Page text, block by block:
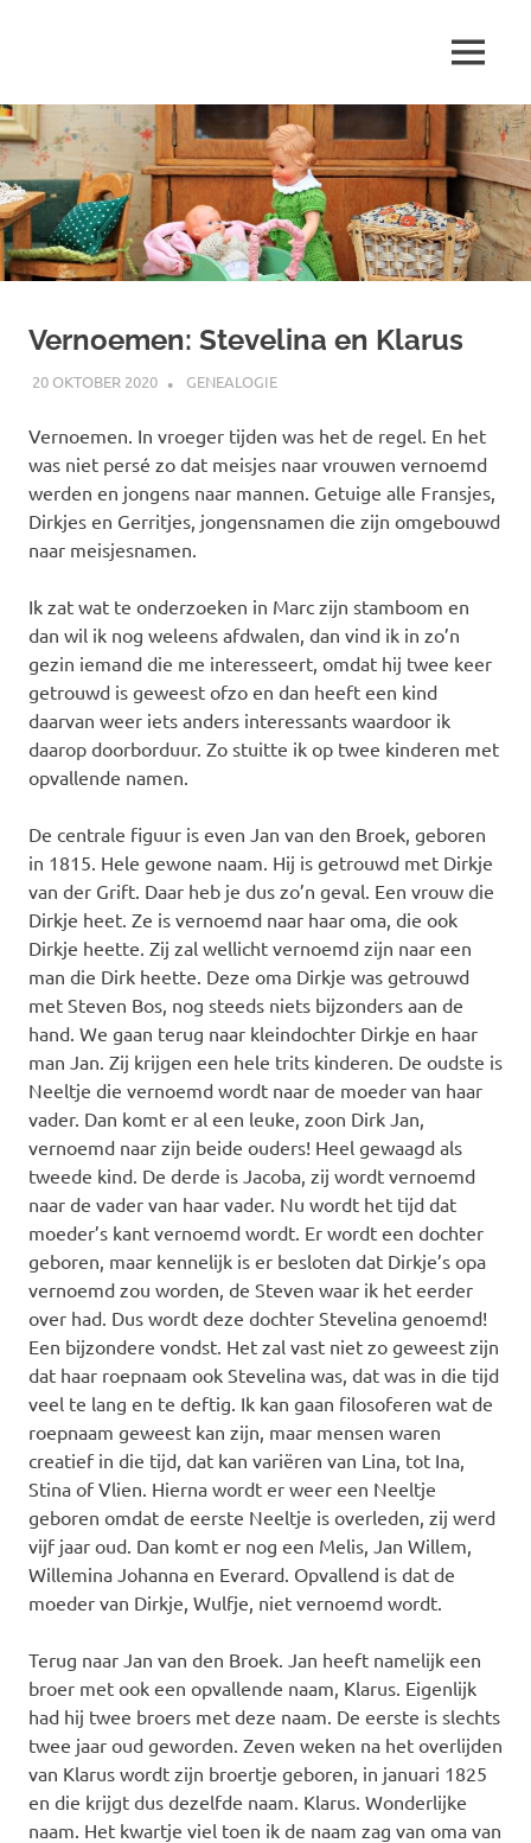
inhoud
schrijft
over
…
MENU
Vernoemen: Stevelina en Klarus
20 OKTOBER 2020 MARJOLEIN
GENEALOGIE
Vernoemen. In vroeger tijden was het de regel. En het
was niet persé zo dat meisjes naar vrouwen vernoemd
werden en jongens naar mannen. Getuige alle Fransjes,
Dirkjes en Gerritjes, jongensnamen die zijn omgebouwd
naar meisjesnamen.
Ik zat wat te onderzoeken in Marc zijn stamboom en
dan wil ik nog weleens afdwalen, dan vind ik in zo’n
gezin iemand die me interesseert, omdat hij twee keer
getrouwd is geweest ofzo en dan heeft een kind
daarvan weer iets anders interessants waardoor ik
daarop doorborduur. Zo stuitte ik op twee kinderen met
opvallende namen.
De centrale figuur is even Jan van den Broek, geboren
in 1815. Hele gewone naam. Hij is getrouwd met Dirkje
van der Grift. Daar heb je dus zo’n geval. Een vrouw die
Dirkje heet. Ze is vernoemd naar haar oma, die ook
Dirkje heette. Zij zal wellicht vernoemd zijn naar een
man die Dirk heette. Deze oma Dirkje was getrouwd
met Steven Bos, nog steeds niets bijzonders aan de
hand. We gaan terug naar kleindochter Dirkje en haar
man Jan. Zij krijgen een hele trits kinderen. De oudste is
Neeltje die vernoemd wordt naar de moeder van haar
vader. Dan komt er al een leuke, zoon Dirk Jan,
vernoemd naar zijn beide ouders! Heel gewaagd als
tweede kind. De derde is Jacoba, zij wordt vernoemd
naar de vader van haar vader. Nu wordt het tijd dat
moeder’s kant vernoemd wordt. Er wordt een dochter
geboren, maar kennelijk is er besloten dat Dirkje’s opa
vernoemd zou worden, de Steven waar ik het eerder
over had. Dus wordt deze dochter Stevelina genoemd!
Een bijzondere vondst. Het zal vast niet zo geweest zijn
dat haar roepnaam ook Stevelina was, dat was in die tijd
veel te lang en te deftig. Ik kan gaan filosoferen wat de
roepnaam geweest kan zijn, maar mensen waren
creatief in die tijd, dat kan variëren van Lina, tot Ina,
Stina of Vlien. Hierna wordt er weer een Neeltje
geboren omdat de eerste Neeltje is overleden, zij werd
vijf jaar oud. Dan komt er nog een Melis, Jan Willem,
Willemina Johanna en Everard. Opvallend is dat de
moeder van Dirkje, Wulfje, niet vernoemd wordt.
Terug naar Jan van den Broek. Jan heeft namelijk een
broer met ook een opvallende naam, Klarus. Eigenlijk
had hij twee broers met deze naam. De eerste is slechts
twee jaar oud geworden. Zeven weken na het overlijden
van Klarus wordt zijn broertje geboren, in januari 1825
en die krijgt dus dezelfde naam. Klarus. Wonderlijke
naam. Het kwartje viel toen ik de naam zag van oma van